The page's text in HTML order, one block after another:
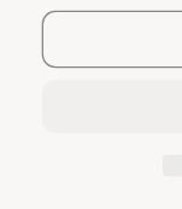
Sneakers
Jaki